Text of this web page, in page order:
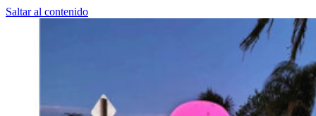
Saltar al contenido